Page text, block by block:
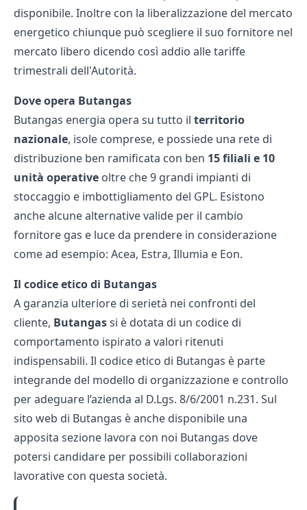
disponibile. Inoltre con la liberalizzazione del mercato
energetico chiunque può scegliere il suo fornitore nel
mercato libero dicendo così addio alle tariffe
trimestrali dell'Autorità.
Dove opera Butangas
Butangas energia opera su tutto il territorio
nazionale, isole comprese, e possiede una rete di
distribuzione ben ramificata con ben 15 filiali e 10
unità operative oltre che 9 grandi impianti di
stoccaggio e imbottigliamento del GPL. Esistono
anche alcune alternative valide per il cambio
fornitore gas e luce da prendere in considerazione
come ad esempio: Acea, Estra, Illumia e Eon.
Il codice etico di Butangas
A garanzia ulteriore di serietà nei confronti del
cliente, Butangassi è dotata di un codice di
comportamento ispirato a valori ritenuti
indispensabili. Il codice etico di Butangas è parte
integrande del modello di organizzazione e controllo
per adeguare l’azienda al D.Lgs. 8/6/2001 n.231. Sul
sito web di Butangas è anche disponibile una
apposita sezione lavora con noi Butangas dove
potersi candidare per possibili collaborazioni
lavorative con questa società.